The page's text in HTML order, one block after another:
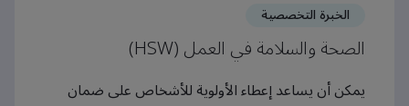
الخبرة التخصصية
الصحة والسلامة في العمل (HSW)
يمكن أن يساعد إعطاء الأولوية للأشخاص على ضمان